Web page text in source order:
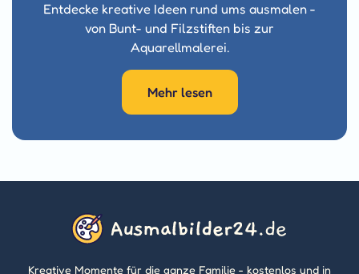
Entdecke kreative Ideen rund ums ausmalen -
von Bunt- und Filzstiften bis zur
Aquarellmalerei.
Mehr lesen
Kreative Momente für die ganze Familie - kostenlos und in